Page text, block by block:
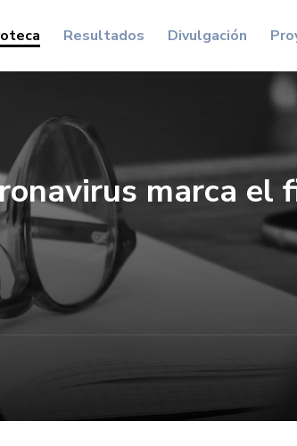
Resultados Divulgación
marca el